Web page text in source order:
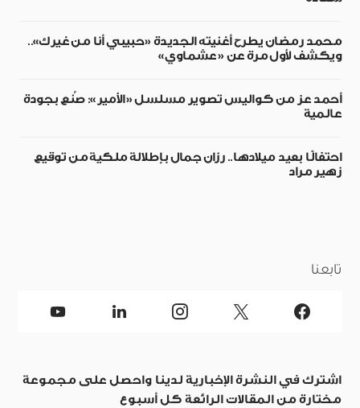
محمد رمضان يطرح أغنيته الجديدة «حبيبي أنا من غيرك»..
ويكشف لأول مرة عن «عشماوي»
أحمد عز من كواليس تصوير مسلسل «الأمير»: صُنع بجودة
عالمية
احتفالًا بعيد ميلادها.. رزان جمال بإطلالة ملكية من توقيع
زهير مراد
تابعنا
اشترك في النشرة الإخبارية لدينا واحصل على مجموعة
مختارة من المقالات الرائعة كل أسبوع